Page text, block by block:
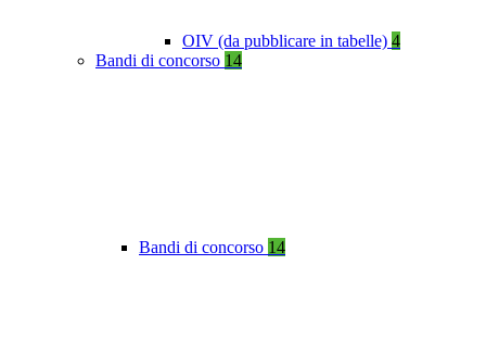
OIV (da pubblicare in tabelle) 4
Bandi di concorso 14
Bandi di concorso 14